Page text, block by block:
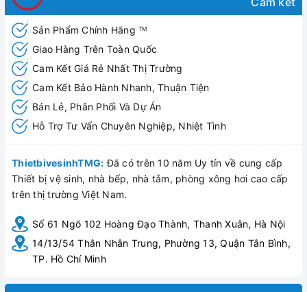
Sản Phẩm Chính Hãng TM
Giao Hàng Trên Toàn Quốc
Cam Kết Giá Rẻ Nhất Thị Trường
Cam Kết Bảo Hành Nhanh, Thuận Tiện
Bán Lẻ, Phân Phối Và Dự Án
Hỗ Trợ Tư Vấn Chuyên Nghiệp, Nhiệt Tình
ThietbivesinhTMG: Đã có trên 10 năm Uy tín về cung cấp
Thiết bị vệ sinh, nhà bếp, nhà tắm, phòng xông hơi cao cấp
trên thị trường Việt Nam.
Số 61 Ngõ 102 Hoàng Đạo Thành, Thanh Xuân, Hà Nội
14/13/54 Thân Nhân Trung, Phường 13, Quận Tân Bình,
TP. Hồ Chí Minh